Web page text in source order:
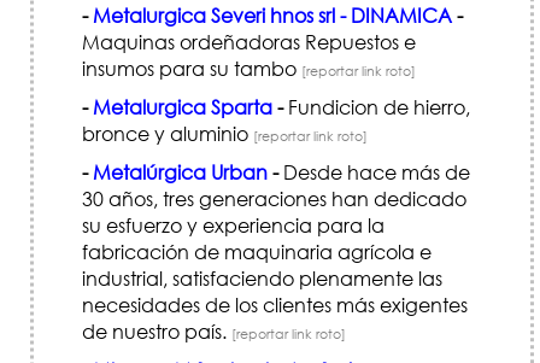
- Metalurgica Severi hnos srl - DINAMICA-
Maquinas ordeñadoras Repuestos e
insumos para su tambo [reportar link roto]
- Metalurgica Sparta-Fundicion de hierro,
bronce y aluminio [reportar link roto]
- Metalúrgica Urban-Desde hace más de
30 años, tres generaciones han dedicado
su esfuerzo y experiencia para la
fabricación de maquinaria agrícola e
industrial, satisfaciendo plenamente las
necesidades de los clientes más exigentes
de nuestro país. [reportar link roto]